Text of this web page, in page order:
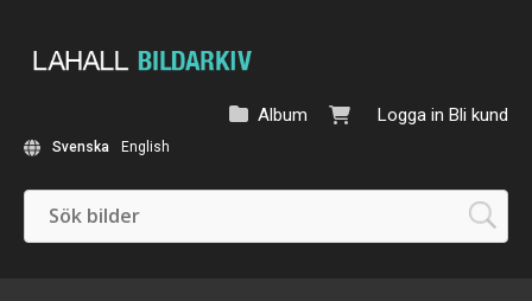
Logga in Bli kund
Album
Svenska English